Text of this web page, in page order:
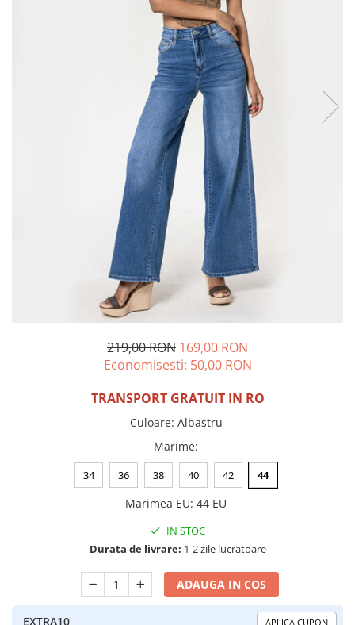
Incaltamine primavara-vara piele
Incaltaminte toamna-iarna piele
219,00 RON 169,00 RON
Economisesti: 50,00 RON
TRANSPORT GRATUIT IN RO
Culoare: Albastru
Marime:
34 36 38 40 42 44
Marimea EU: 44 EU
IN STOC
Durata de livrare: 1-2 zile lucratoare
ADAUGA IN COS
EXTRA10 APLICA CUPON